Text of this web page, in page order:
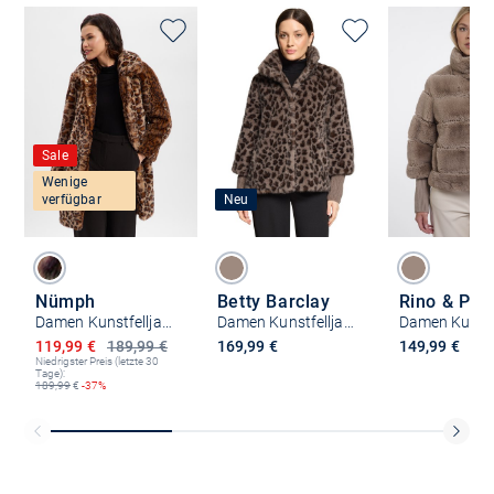
Sale
Wenige
verfügbar
Nümph
189,99 €
Ermäßigter Preis
119,99 €
Niedrigster Preis (letzte 30
Tage):
189,99€ -37%
Neu
Betty Barclay
169,99 €
Rino &
149,99 €